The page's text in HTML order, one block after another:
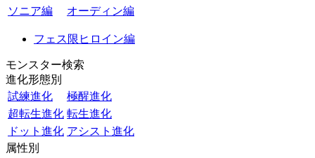
ソニア編
オーディン編
フェス限ヒロイン編
モンスター検索
進化形態別
試練進化
極醒進化
超転生進化 転生進化
ドット進化 アシスト進化
属性別